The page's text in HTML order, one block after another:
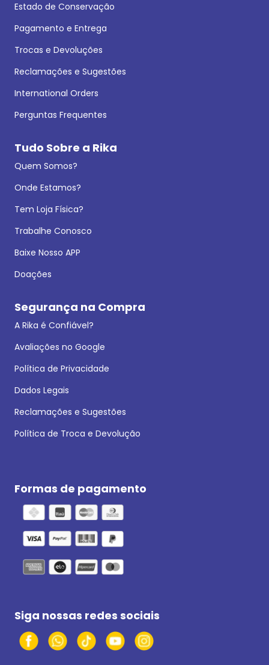
Estado de Conservação
Pagamento e Entrega
Trocas e Devoluções
Reclamações e Sugestões
International Orders
Perguntas Frequentes
Tudo Sobre a Rika
Quem Somos?
Onde Estamos?
Tem Loja Física?
Trabalhe Conosco
Baixe Nosso APP
Doações
Segurança na Compra
A Rika é Confiável?
Avaliações no Google
Política de Privacidade
Dados Legais
Reclamações e Sugestões
Política de Troca e Devolução
Formas de pagamento
Siga nossas redes sociais